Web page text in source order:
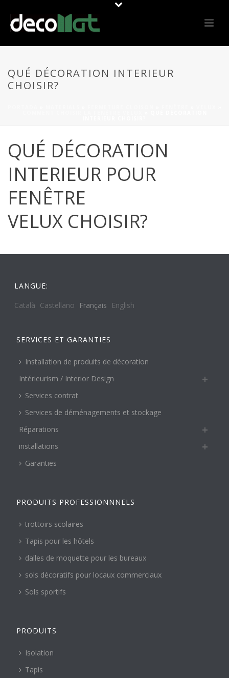
QUÉ DÉCORATION INTERIEUR
CHOISIR?
QUÉ DÉCORATION
INTERIEUR POUR
FENÊTRE
VELUX CHOISIR?
LANGUE:
Català Castellano Français English
SERVICES ET GARANTIES
Installation de produits de décoration
Intérieurism / Interior Design
Services contrat
Services de déménagements et stockage
Réparations
installations
Garanties
PRODUITS PROFESSIONNNELS
trottoirs scolaires
Tapis pour les hôtels
dalles de moquette pour les bureaux
sols décoratifs pour locaux commerciaux
Sols sportifs
PRODUITS
Isolation
Tapis